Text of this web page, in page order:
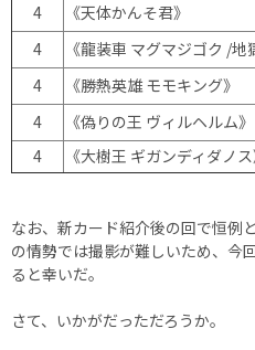
4
《天体かんそ君》
4
《龍装車 マグマジゴク /地
4
《勝熱英雄 モモキング》
4
《偽りの王 ヴィルヘルム》
4
《大樹王 ギガンディダノス
なお、新カード紹介後の回で恒例
の情勢では撮影が難しいため、今
ると幸いだ。
さて、いかがだっただろうか。